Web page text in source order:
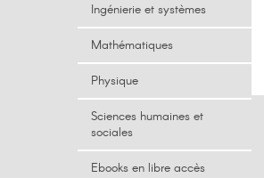
Ingénierie et systèmes
Mathématiques
Physique
Sciences humaines et
sociales
Ebooks en libre accès